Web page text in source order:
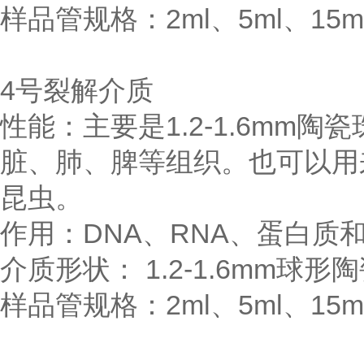
样品管规格：2ml、5ml、
4号裂解介质
性能：主要是1.2-1.6mm陶
脏、肺、脾等组织。也可以
昆虫。
作用：DNA、RNA、蛋白质
介质形状： 1.2-1.6mm球形
样品管规格：2ml、5ml、